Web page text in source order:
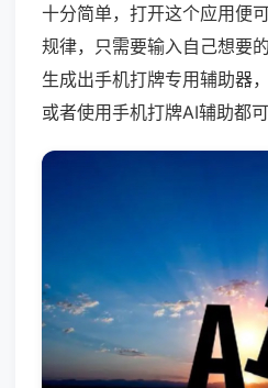
十分简单，打开这个应用便
规律，只需要输入自己想要
生成出手机打牌专用辅助器
或者使用手机打牌AI辅助都可